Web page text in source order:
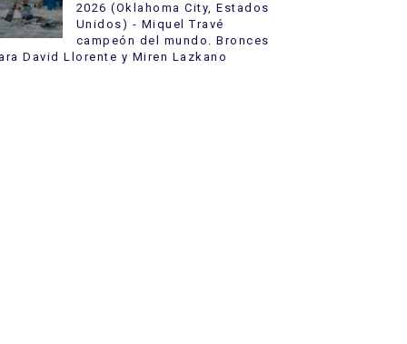
2026 (Oklahoma City, Estados
Unidos) - Miquel Travé
campeón del mundo. Bronces
David Llorente y Miren Lazkano